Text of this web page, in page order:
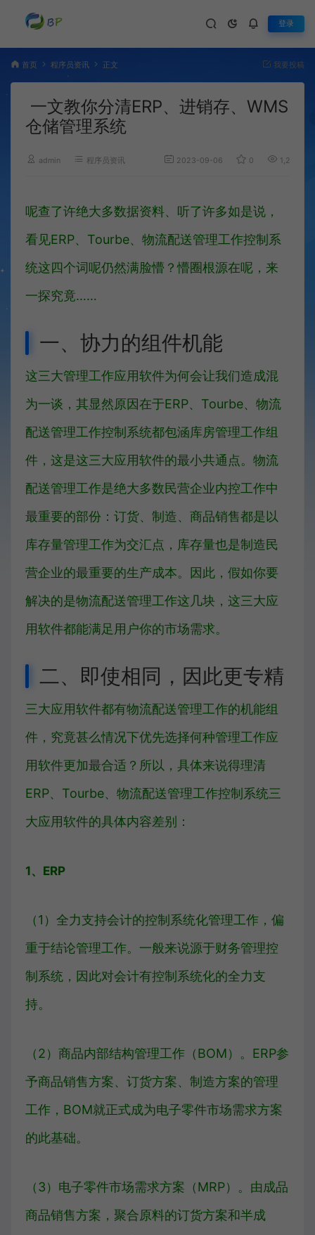
登录
首页 程序员资讯 正文 我要投稿
一文教你分清ERP、进销存、WMS
仓储管理系统
admin 程序员资讯 2023-09-06 0 1,279
呢查了许绝大多数据资料、听了许多如是说，
看见ERP、Tourbe、物流配送管理工作控制系
统这四个词呢仍然满脸懵？懵圈根源在呢，来
一探究竟……
一、协力的组件机能
这三大管理工作应用软件为何会让我们造成混
为一谈，其显然原因在于ERP、Tourbe、物流
配送管理工作控制系统都包涵库房管理工作组
件，这是这三大应用软件的最小共通点。物流
配送管理工作是绝大多数民营企业内控工作中
最重要的部份：订货、制造、商品销售都是以
库存量管理工作为交汇点，库存量也是制造民
营企业的最重要的生产成本。因此，假如你要
解决的是物流配送管理工作这几块，这三大应
用软件都能满足用户你的市场需求。
二、即使相同，因此更专精
三大应用软件都有物流配送管理工作的机能组
件，究竟甚么情况下优先选择何种管理工作应
用软件更加最合适？所以，具体来说得理清
ERP、Tourbe、物流配送管理工作控制系统三
大应用软件的具体内容差别：
1、ERP
（1）全力支持会计的控制系统化管理工作，偏
重于结论管理工作。一般来说源于财务管理控
制系统，因此对会计有控制系统化的全力支
持。
（2）商品内部结构管理工作（BOM）。ERP参
予商品销售方案、订货方案、制造方案的管理
工作，BOM就正式成为电子零件市场需求方案
的此基础。
（3）电子零件市场需求方案（MRP）。由成品
商品销售方案，聚合原料的订货方案和半成